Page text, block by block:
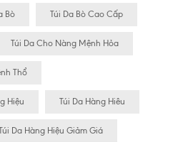
Bò Túi Da Bò Cao Cấp
Túi Da Cho Nàng Mệnh Hỏa
Thổ
Hiệu Túi Da Hàng Hiêu
Da Hàng Hiệu Giảm Giá